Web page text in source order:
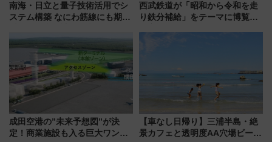
南海・日立と量子技術活用でシ
ステム構築 なにわ筋線にも期待
西武鉄道が「昭和から令和を走
り鉄分補給」をテーマに博覧会
14日から 新車両「トキイロ」体
成田空港の”未来予想図”が決
定！商業施設も入る巨大ワンタ
【車なし日帰り】三浦半島・絶
景カフェと透明度AA穴場ビーチ